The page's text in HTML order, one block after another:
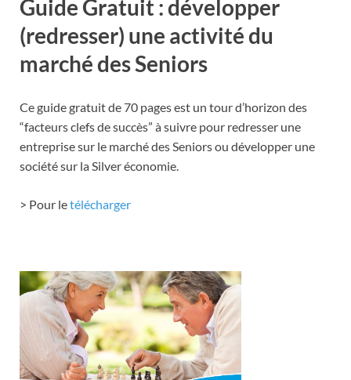
Guide Gratuit : développer
(redresser) une activité du
marché des Seniors
Ce guide gratuit de 70 pages est un tour d’horizon des
“facteurs clefs de succès” à suivre pour redresser une
entreprise sur le marché des Seniors ou développer une
société sur la Silver économie.
> Pour letélécharger